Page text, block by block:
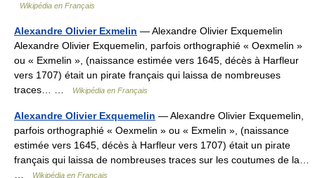
Wikipédia en Français
Alexandre Olivier Exmelin — Alexandre Olivier Exquemelin
Alexandre Olivier Exquemelin, parfois orthographié « Oexmelin »
ou « Exmelin », (naissance estimée vers 1645, décès à Harfleur
vers 1707) était un pirate français qui laissa de nombreuses
traces… …
Wikipédia en Français
Alexandre Olivier Exquemelin — Alexandre Olivier Exquemelin,
parfois orthographié « Oexmelin » ou « Exmelin », (naissance
estimée vers 1645, décès à Harfleur vers 1707) était un pirate
français qui laissa de nombreuses traces sur les coutumes de la…
Wikipédia en Français